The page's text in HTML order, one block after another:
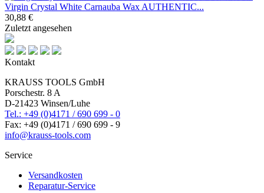
Virgin Crystal White Carnauba Wax AUTHENTIC...
30,88 €
Zuletzt angesehen
Kontakt
KRAUSS TOOLS GmbH
Porschestr. 8 A
D-21423 Winsen/Luhe
Tel.: +49 (0)4171 / 690 699 - 0
Fax: +49 (0)4171 / 690 699 - 9
info@krauss-tools.com
Service
Versandkosten
Reparatur-Service